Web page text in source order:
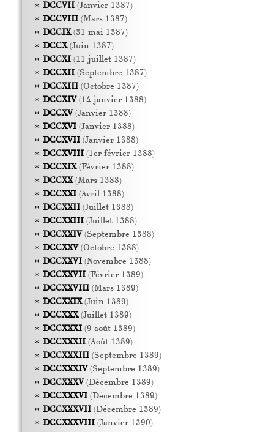
DCCVII(Janvier 1387)
DCCVIII(Mars 1387)
DCCIX(31 mai 1387)
DCCX(Juin 1387)
DCCXI(11 juillet 1387)
DCCXII(Septembre 1387)
DCCXIII(Octobre 1387)
DCCXIV(14 janvier 1388)
DCCXV(Janvier 1388)
DCCXVI(Janvier 1388)
DCCXVII(Janvier 1388)
DCCXVIII(1er février 1388)
DCCXIX(Février 1388)
DCCXX(Mars 1388)
DCCXXI(Avril 1388)
DCCXXII(Juillet 1388)
DCCXXIII(Juillet 1388)
DCCXXIV(Septembre 1388)
DCCXXV(Octobre 1388)
DCCXXVI(Novembre 1388)
DCCXXVII(Février 1389)
DCCXXVIII(Mars 1389)
DCCXXIX(Juin 1389)
DCCXXX(Juillet 1389)
DCCXXXI(9 août 1389)
DCCXXXII(Août 1389)
DCCXXXIII(Septembre 1389)
DCCXXXIV(Septembre 1389)
DCCXXXV(Décembre 1389)
DCCXXXVI(Décembre 1389)
DCCXXXVII(Décembre 1389)
DCCXXXVIII(Janvier 1390)